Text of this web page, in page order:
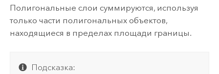
Полигональные слои суммируются, используя
только части полигональных объектов,
находящиеся в пределах площади границы.
Подсказка: